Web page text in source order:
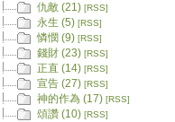
仇敵 (21) [RSS]
永生 (5) [RSS]
憐憫 (9) [RSS]
錢財 (23) [RSS]
正直 (14) [RSS]
宣告 (27) [RSS]
神的作為 (17) [RSS]
頌讚 (10) [RSS]